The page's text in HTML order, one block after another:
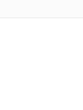
में मिला परमवीर चक्र सम्मान?